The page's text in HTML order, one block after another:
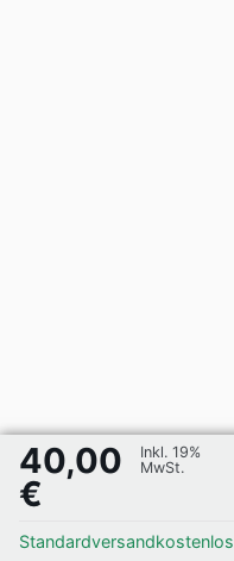
40,00
€
Inkl. 19%
MwSt.
Standardversandkostenlos